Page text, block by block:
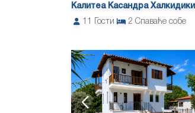
Калитеа Касандра Халкидики
Гости 2 Спаваће собе